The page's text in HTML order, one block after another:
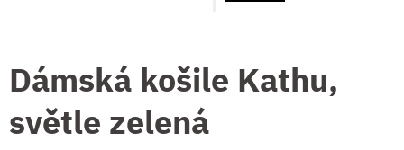
Dámská košile Kathu,
světle zelená